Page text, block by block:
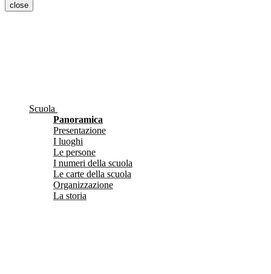
close
Scuola
Panoramica
Presentazione
I luoghi
Le persone
I numeri della scuola
Le carte della scuola
Organizzazione
La storia